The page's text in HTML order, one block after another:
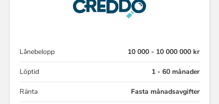
Lånebelopp 10 000 - 10 000 000 kr
Löptid 1 - 60 månader
Ränta Fasta månadsavgifter